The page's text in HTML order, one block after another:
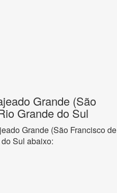
Grande (São
Grande do Sul
Grande (São Francisco de
Sul abaixo: